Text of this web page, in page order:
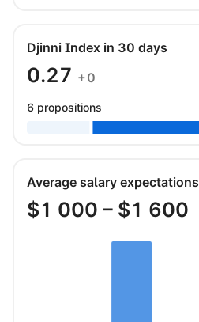
Djinni Index in 30 days
0.27 +0
6 propositions
Average salary expectations
$1 000 – $1 600